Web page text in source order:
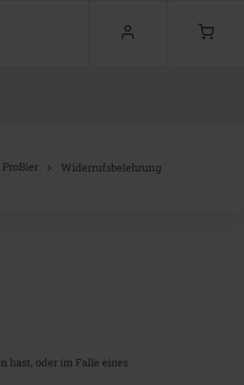
ProBier Widerrufsbelehrung
hast, oder im Falle eines